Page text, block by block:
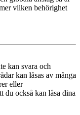
vilken behörighet
kan svara och
kan låsas av många
eller
du också kan låsa dina